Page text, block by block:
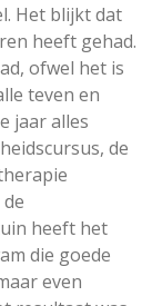
Het blijkt dat
heeft gehad.
ofwel het is
teven en
jaar alles
de
heeft het
die goede
even